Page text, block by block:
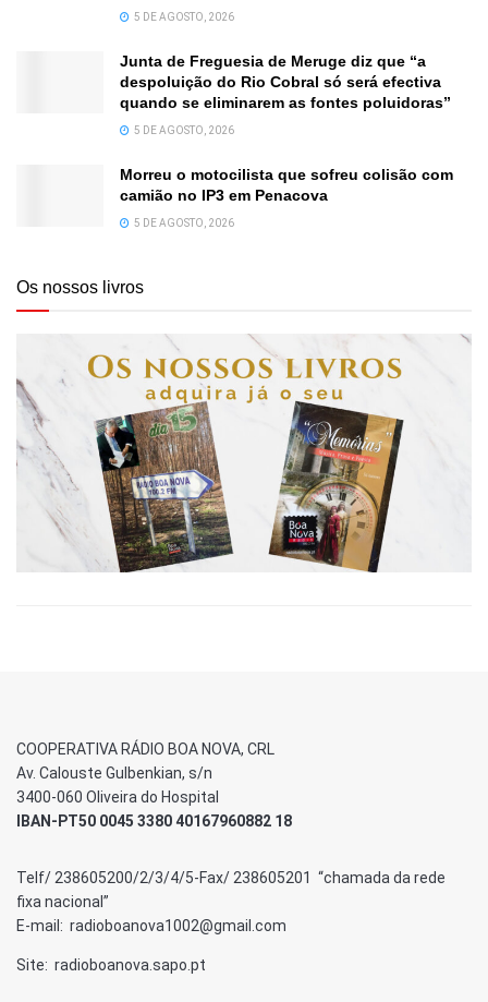
5 DE AGOSTO, 2026
Junta de Freguesia de Meruge diz que “a
despoluição do Rio Cobral só será efectiva
quando se eliminarem as fontes poluidoras”
5 DE AGOSTO, 2026
Morreu o motocilista que sofreu colisão com
camião no IP3 em Penacova
5 DE AGOSTO, 2026
Os nossos livros
COOPERATIVA RÁDIO BOA NOVA, CRL
Av. Calouste Gulbenkian, s/n
3400-060 Oliveira do Hospital
IBAN-PT50 0045 3380 40167960882 18
Telf/ 238605200/2/3/4/5-Fax/ 238605201 “chamada da rede
fixa nacional”
E-mail: radioboanova1002@gmail.com
Site: radioboanova.sapo.pt